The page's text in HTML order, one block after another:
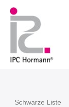
Inhalt
springen
Schwar­ze Liste